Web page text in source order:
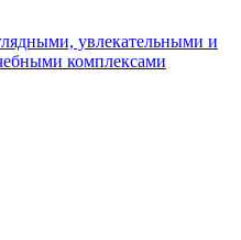
увлекательными и
комплексами